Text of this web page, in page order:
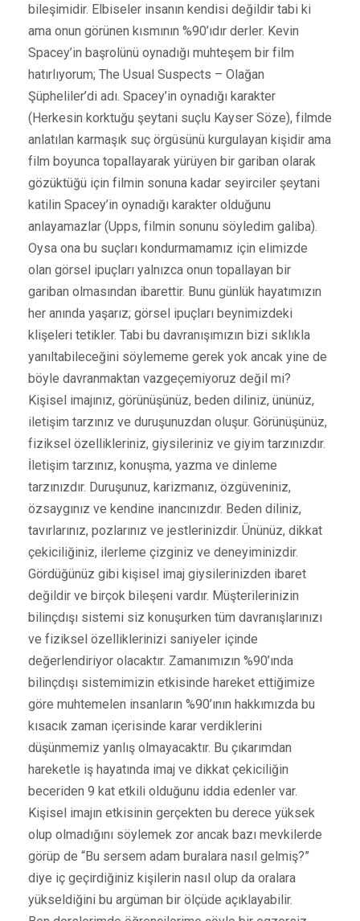
bileşimidir. Elbiseler insanın kendisi değildir tabi ki
ama onun görünen kısmının %90’ıdır derler. Kevin
Spacey’in başrolünü oynadığı muhteşem bir film
hatırlıyorum; The Usual Suspects – Olağan
Şüpheliler’di adı. Spacey’in oynadığı karakter
(Herkesin korktuğu şeytani suçlu Kayser Söze), filmde
anlatılan karmaşık suç örgüsünü kurgulayan kişidir ama
film boyunca topallayarak yürüyen bir gariban olarak
gözüktüğü için filmin sonuna kadar seyirciler şeytani
katilin Spacey’in oynadığı karakter olduğunu
anlayamazlar (Upps, filmin sonunu söyledim galiba).
Oysa ona bu suçları kondurmamamız için elimizde
olan görsel ipuçları yalnızca onun topallayan bir
gariban olmasından ibarettir. Bunu günlük hayatımızın
her anında yaşarız; görsel ipuçları beynimizdeki
klişeleri tetikler. Tabi bu davranışımızın bizi sıklıkla
yanıltabileceğini söylememe gerek yok ancak yine de
böyle davranmaktan vazgeçemiyoruz değil mi?
Kişisel imajınız, görünüşünüz, beden diliniz, ününüz,
iletişim tarzınız ve duruşunuzdan oluşur. Görünüşünüz,
fiziksel özellikleriniz, giysileriniz ve giyim tarzınızdır.
İletişim tarzınız, konuşma, yazma ve dinleme
tarzınızdır. Duruşunuz, karizmanız, özgüveniniz,
özsaygınız ve kendine inancınızdır. Beden diliniz,
tavırlarınız, pozlarınız ve jestlerinizdir. Ününüz, dikkat
çekiciliğiniz, ilerleme çizginiz ve deneyiminizdir.
Gördüğünüz gibi kişisel imaj giysilerinizden ibaret
değildir ve birçok bileşeni vardır. Müşterilerinizin
bilinçdışı sistemi siz konuşurken tüm davranışlarınızı
ve fiziksel özelliklerinizi saniyeler içinde
değerlendiriyor olacaktır. Zamanımızın %90’ında
bilinçdışı sistemimizin etkisinde hareket ettiğimize
göre muhtemelen insanların %90’ının hakkımızda bu
kısacık zaman içerisinde karar verdiklerini
düşünmemiz yanlış olmayacaktır. Bu çıkarımdan
hareketle iş hayatında imaj ve dikkat çekiciliğin
beceriden 9 kat etkili olduğunu iddia edenler var.
Kişisel imajın etkisinin gerçekten bu derece yüksek
olup olmadığını söylemek zor ancak bazı mevkilerde
görüp de “Bu sersem adam buralara nasıl gelmiş?”
diye iç geçirdiğiniz kişilerin nasıl olup da oralara
yükseldiğini bu argüman bir ölçüde açıklayabilir.